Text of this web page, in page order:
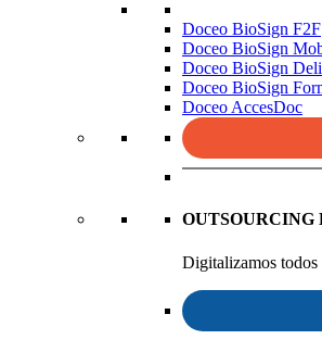
Doceo BioSign F2F
Doceo BioSign
Doceo BioSign
Doceo BioSign
Doceo AccesDoc
Digitalizamos todos